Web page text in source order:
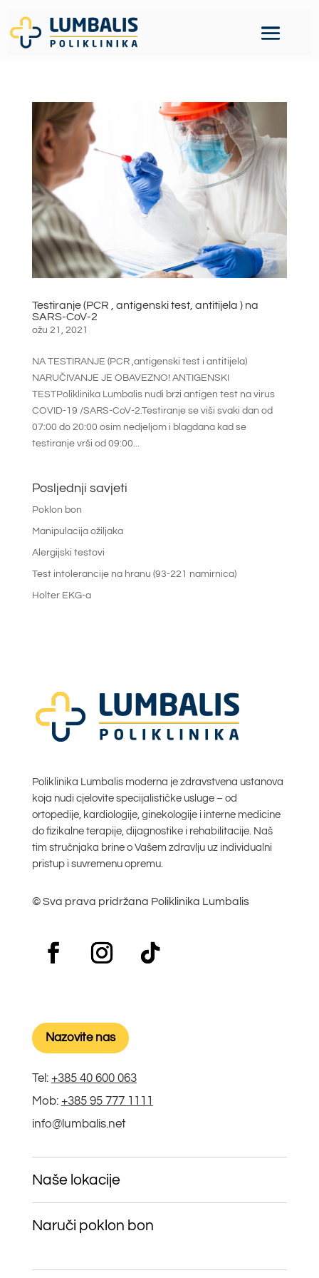
Testiranje (PCR , antigenski test, antitijela ) na
SARS-CoV-2
ožu 21, 2021
NA TESTIRANJE (PCR ,antigenski test i antitijela)
NARUČIVANJE JE OBAVEZNO! ANTIGENSKI
TESTPoliklinika Lumbalis nudi brzi antigen test na virus
COVID-19 /SARS-CoV-2.Testiranje se viši svaki dan od
07:00 do 20:00 osim nedjeljom i blagdana kad se
testiranje vrši od 09:00...
Posljednji savjeti
Poklon bon
Manipulacija ožiljaka
Alergijski testovi
Test intolerancije na hranu (93-221 namirnica)
Holter EKG-a
Poliklinika Lumbalis moderna je zdravstvena ustanova
koja nudi cjelovite specijalističke usluge – od
ortopedije, kardiologije, ginekologije i interne medicine
do fizikalne terapije, dijagnostike i rehabilitacije. Naš
tim stručnjaka brine o Vašem zdravlju uz individualni
pristup i suvremenu opremu.
© Sva prava pridržana Poliklinika Lumbalis
Nazovite nas
Tel: +385 40 600 063
Mob: +385 95 777 1111
info@lumbalis.net
Naše lokacije
Naruči poklon bon